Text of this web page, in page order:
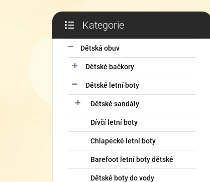
P
s
kategorie
Kategorie
Dětská obuv
Dětské bačkory
Dětské letní boty
Dětské sandály
Dívčí letní boty
Chlapecké letní boty
Barefoot letní boty dětské
Dětské boty do vody